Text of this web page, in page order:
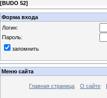
[BUDO 52]
Форма входа
Логин:
Пароль:
запомнить
Меню сайта
Главная страница О сайте